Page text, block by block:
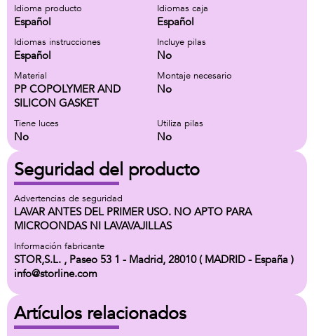
Idioma producto
Español
Idiomas caja
Español
Idiomas instrucciones
Español
Incluye pilas
No
Material
PP COPOLYMER AND
SILICON GASKET
Montaje necesario
No
Tiene luces
No
Utiliza pilas
No
Seguridad del producto
Advertencias de seguridad
LAVAR ANTES DEL PRIMER USO. NO APTO PARA
MICROONDAS NI LAVAVAJILLAS
Información fabricante
STOR,S.L. , Paseo 53 1 - Madrid, 28010 ( MADRID - España )
info@storline.com
Artículos relacionados